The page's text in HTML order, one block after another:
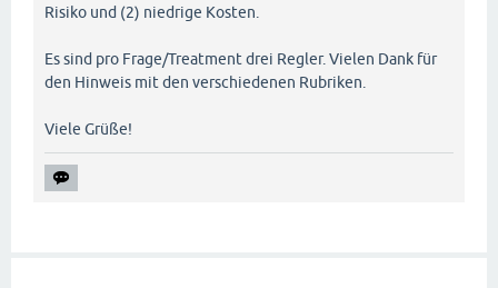
Risiko und (2) niedrige Kosten.
Es sind pro Frage/Treatment drei Regler. Vielen Dank für
den Hinweis mit den verschiedenen Rubriken.
Viele Grüße!